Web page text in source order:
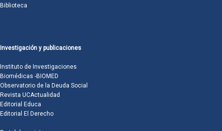
Biblioteca
Investigación y publicaciones
Instituto de Investigaciones
Biomédicas -BIOMED
Observatorio de la Deuda Social
Revista UCActualidad
Editorial Educa
Editorial El Derecho